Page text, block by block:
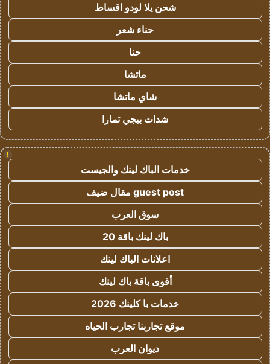
شحن يلا لودو اقساط
حناء شعر
حنا
ماتشا
شاي ماتشا
شدات ببجي تمارا
!
خدمات الباك لينك والجيست
guest post مقال ضيف
سوق العرب
باك لينك باقة 20
اعلانات الباك لينك
أقوى باقة باك لينك
خدمات با كلينك 2026
موقع تجاربنا تجارب الحياه
ديوان العرب